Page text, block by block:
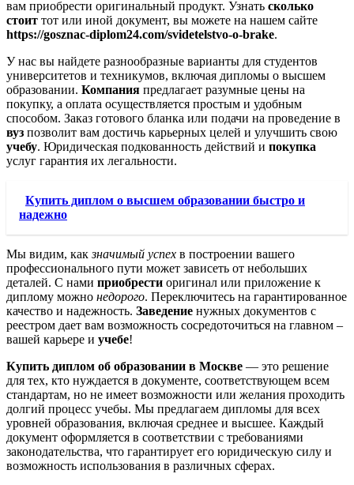
вам приобрести оригинальный продукт. Узнать сколько
стоит тот или иной документ, вы можете на нашем сайте
https://gosznac-diplom24.com/svidetelstvo-o-brake.
У нас вы найдете разнообразные варианты для студентов
университетов и техникумов, включая дипломы о высшем
образовании. Компания предлагает разумные цены на
покупку, а оплата осуществляется простым и удобным
способом. Заказ готового бланка или подачи на проведение в
вуз позволит вам достичь карьерных целей и улучшить свою
учебу. Юридическая подкованность действий и покупка
услуг гарантия их легальности.
Купить диплом о высшем образовании быстро и
надежно
Мы видим, какзначимый успех в построении вашего
профессионального пути может зависеть от небольших
деталей. С нами приобрести оригинал или приложение к
диплому можно недорого. Переключитесь на гарантированное
качество и надежность. Заведение нужных документов с
реестром дает вам возможность сосредоточиться на главном –
вашей карьере и учебе!
Купить диплом об образовании в Москве — это решение
для тех, кто нуждается в документе, соответствующем всем
стандартам, но не имеет возможности или желания проходить
долгий процесс учебы. Мы предлагаем дипломы для всех
уровней образования, включая среднее и высшее. Каждый
документ оформляется в соответствии с требованиями
законодательства, что гарантирует его юридическую силу и
возможность использования в различных сферах.